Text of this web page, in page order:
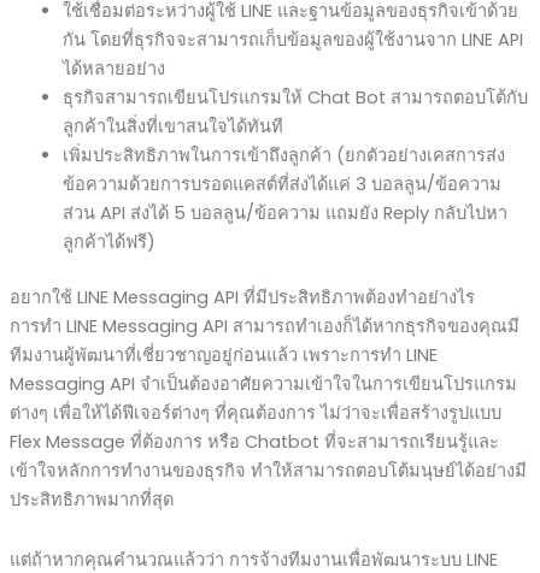
ใช้เชื่อมต่อระหว่างผู้ใช้ LINE และฐานข้อมูลของธุรกิจเข้าด้วย
กัน โดยที่ธุรกิจจะสามารถเก็บข้อมูลของผู้ใช้งานจาก LINE API
ได้หลายอย่าง
ธุรกิจสามารถเขียนโปรแกรมให้ Chat Bot สามารถตอบโต้กับ
ลูกค้าในสิ่งที่เขาสนใจได้ทันที
เพิ่มประสิทธิภาพในการเข้าถึงลูกค้า (ยกตัวอย่างเคสการส่ง
ข้อความด้วยการบรอดแคสต์ที่ส่งได้แค่ 3 บอลลูน/ข้อความ
ส่วน API ส่งได้ 5 บอลลูน/ข้อความ แถมยัง Reply กลับไปหา
ลูกค้าได้ฟรี)
อยากใช้ LINE Messaging API ที่มีประสิทธิภาพต้องทำอย่างไร
การทำ LINE Messaging API สามารถทำเองก็ได้หากธุรกิจของคุณมี
ทีมงานผู้พัฒนาที่เชี่ยวชาญอยู่ก่อนแล้ว เพราะการทำ LINE
Messaging API จำเป็นต้องอาศัยความเข้าใจในการเขียนโปรแกรม
ต่างๆ เพื่อให้ได้ฟีเจอร์ต่างๆ ที่คุณต้องการ ไม่ว่าจะเพื่อสร้างรูปแบบ
Flex Message ที่ต้องการ หรือ Chatbot ที่จะสามารถเรียนรู้และ
เข้าใจหลักการทำงานของธุรกิจ ทำให้สามารถตอบโต้มนุษย์ได้อย่างมี
ประสิทธิภาพมากที่สุด
แต่ถ้าหากคุณคำนวณแล้วว่า การจ้างทีมงานเพื่อพัฒนาระบบ LINE